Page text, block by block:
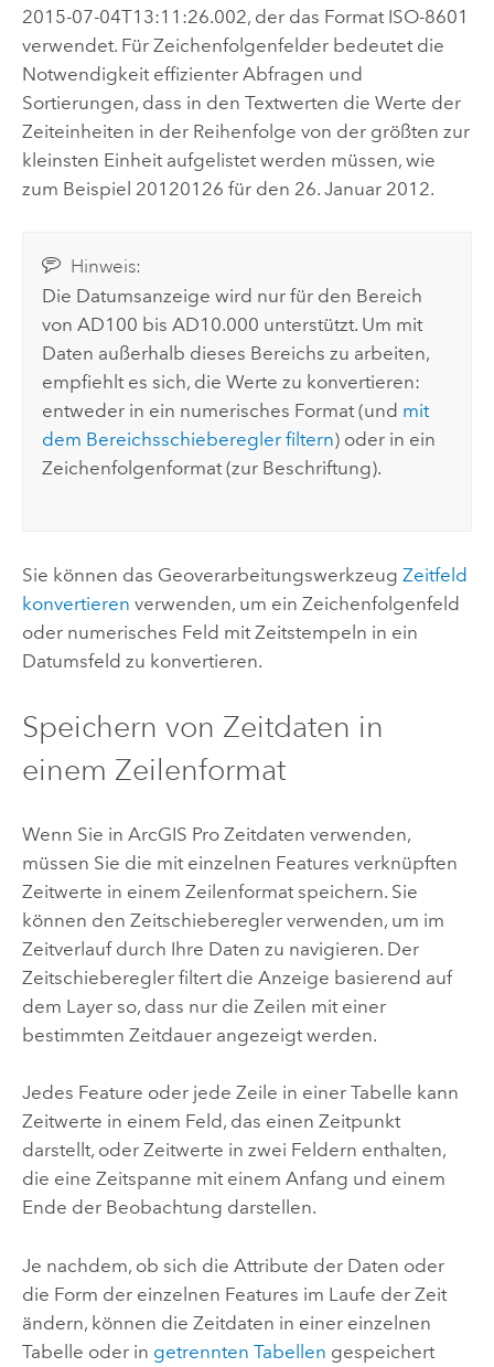
2015-07-04T13:11:26.002, der das Format ISO-8601
verwendet. Für Zeichenfolgenfelder bedeutet die
Notwendigkeit effizienter Abfragen und
Sortierungen, dass in den Textwerten die Werte der
Zeiteinheiten in der Reihenfolge von der größten zur
kleinsten Einheit aufgelistet werden müssen, wie
zum Beispiel 20120126 für den 26. Januar 2012.
Hinweis:
Die Datumsanzeige wird nur für den Bereich
von AD100 bis AD10.000 unterstützt. Um mit
Daten außerhalb dieses Bereichs zu arbeiten,
empfiehlt es sich, die Werte zu konvertieren:
entweder in ein numerisches Format (und mit
dem Bereichsschieberegler filtern) oder in ein
Zeichenfolgenformat (zur Beschriftung).
Sie können das Geoverarbeitungswerkzeug Zeitfeld
konvertieren verwenden, um ein Zeichenfolgenfeld
oder numerisches Feld mit Zeitstempeln in ein
Datumsfeld zu konvertieren.
Speichern von Zeitdaten in
einem Zeilenformat
Wenn Sie in ArcGIS ProZeitdaten verwenden,
müssen Sie die mit einzelnen Features verknüpften
Zeitwerte in einem Zeilenformat speichern. Sie
können den Zeitschieberegler verwenden, um im
Zeitverlauf durch Ihre Daten zu navigieren. Der
Zeitschieberegler filtert die Anzeige basierend auf
dem Layer so, dass nur die Zeilen mit einer
bestimmten Zeitdauer angezeigt werden.
Jedes Feature oder jede Zeile in einer Tabelle kann
Zeitwerte in einem Feld, das einen Zeitpunkt
darstellt, oder Zeitwerte in zwei Feldern enthalten,
die eine Zeitspanne mit einem Anfang und einem
Ende der Beobachtung darstellen.
Je nachdem, ob sich die Attribute der Daten oder
die Form der einzelnen Features im Laufe der Zeit
ändern, können die Zeitdaten in einer einzelnen
Tabelle oder in getrennten Tabellen gespeichert